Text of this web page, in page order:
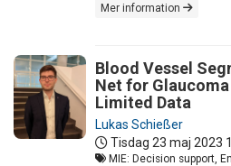
Mer information
Blood Vessel
Net for
Limited Data
Lukas Schießer
Tisdag 23 maj 2023
MIE: Decision support,